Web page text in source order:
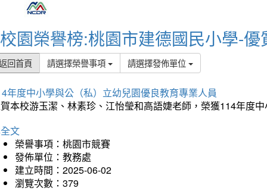
校園榮譽榜:桃園市建德國民小學-優
回首頁 請選擇榮譽事項 請選擇發佈單位
年度中小學與公（私）立幼兒園優良教育專業人員
本校游玉潔、林素珍、江怡瑩和高語婕老師，榮獲114年度
文
榮譽事項：桃園市競賽
發佈單位：教務處
建立時間：2025-06-02
瀏覽次數：379